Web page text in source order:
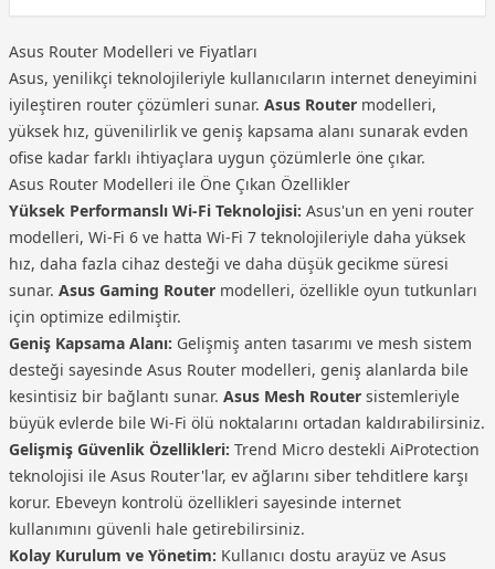
Asus Router Modelleri ve Fiyatları
Asus, yenilikçi teknolojileriyle kullanıcıların internet deneyimini
iyileştiren router çözümleri sunar. Asus Router modelleri,
yüksek hız, güvenilirlik ve geniş kapsama alanı sunarak evden
ofise kadar farklı ihtiyaçlara uygun çözümlerle öne çıkar.
Asus Router Modelleri ile Öne Çıkan Özellikler
Yüksek Performanslı Wi-Fi Teknolojisi: Asus'un en yeni router
modelleri, Wi-Fi 6 ve hatta Wi-Fi 7 teknolojileriyle daha yüksek
hız, daha fazla cihaz desteği ve daha düşük gecikme süresi
sunar. Asus Gaming Router modelleri, özellikle oyun tutkunları
için optimize edilmiştir.
Geniş Kapsama Alanı: Gelişmiş anten tasarımı ve mesh sistem
desteği sayesinde Asus Router modelleri, geniş alanlarda bile
kesintisiz bir bağlantı sunar. Asus Mesh Router sistemleriyle
büyük evlerde bile Wi-Fi ölü noktalarını ortadan kaldırabilirsiniz.
Gelişmiş Güvenlik Özellikleri: Trend Micro destekli AiProtection
teknolojisi ile Asus Router'lar, ev ağlarını siber tehditlere karşı
korur. Ebeveyn kontrolü özellikleri sayesinde internet
kullanımını güvenli hale getirebilirsiniz.
Kolay Kurulum ve Yönetim: Kullanıcı dostu arayüz ve Asus